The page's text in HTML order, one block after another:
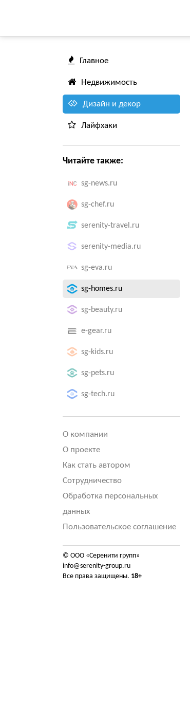
Главное
Недвижимость
Дизайн и декор
Лайфхаки
Читайте также:
sg-news.ru
sg-chef.ru
serenity-travel.ru
serenity-media.ru
sg-eva.ru
sg-homes.ru
sg-beauty.ru
e-gear.ru
sg-kids.ru
sg-pets.ru
sg-tech.ru
О компании
О проекте
Как стать автором
Сотрудничество
Обработка персональных
данных
Пользовательское соглашение
© ООО «Серенити групп»
info@serenity-group.ru
Все права защищены. 18+